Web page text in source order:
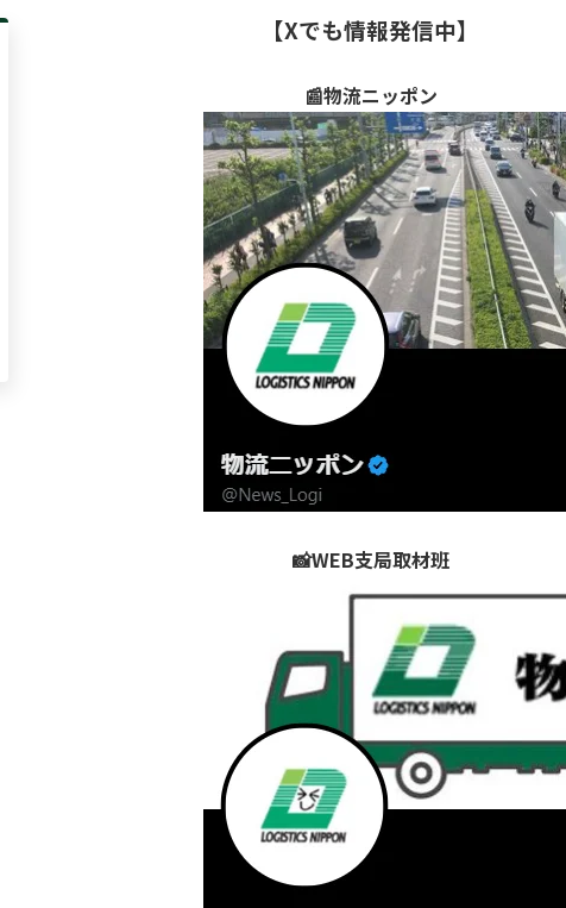
【Xでも情報発信中】
📰物流ニッポン
📸WEB支局取材班